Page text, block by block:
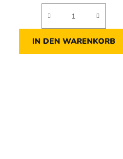
IN DEN WARENKORB